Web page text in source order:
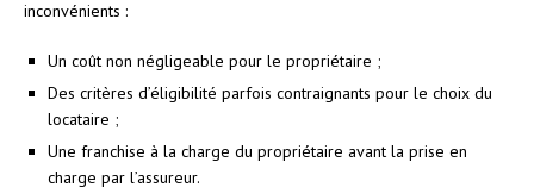
inconvénients :
Un coût non négligeable pour le propriétaire ;
Des critères d’éligibilité parfois contraignants pour le choix du
locataire ;
Une franchise à la charge du propriétaire avant la prise en
charge par l’assureur.